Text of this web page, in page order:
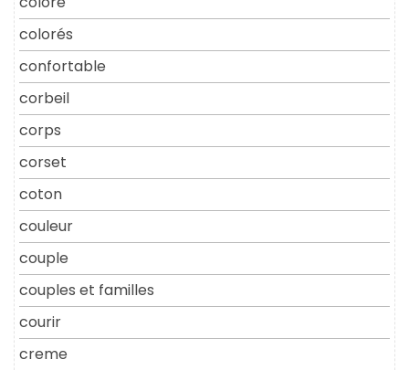
colorés
confortable
corbeil
corps
corset
coton
couleur
couple
couples et familles
courir
creme